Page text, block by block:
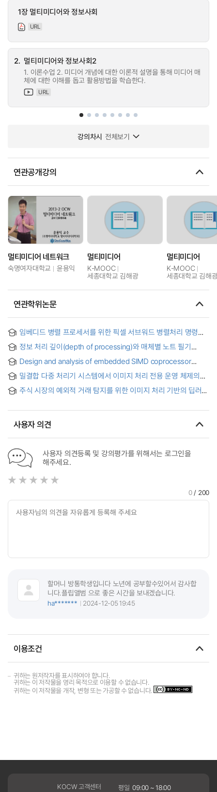
1장 멀티미디어와 정보사회
URL
2. 멀티미디어와 정보사회2
1. 이론수업 2. 미디어 개념에 대한 이론적 설명을 통해 미디어 매
체에 대한 이해를 돕고 활용방법을 학습한다.
URL
강의차시 전체보기
연관공개강의
멀티미디어 네트워크
숙명여자대학교 윤용익
멀티미디어
K-MOOC
세종대학교 김해광
멀티미디어
K-MOOC
세종대학교 김해
연관학위논문
임베디드 병렬 프로세서를 위한 픽셀 서브워드 병렬처리 명령어
Instructions for Embedded Parallel Processors
정보 처리 깊이(depth of processing)와 매체별 노트 필기
Methods in Different Media Depending on Imagery and
Verbal Material
Design and analysis of embedded SIMD coprocessor
영상처리를 위한 내장형 SIMD 코프로세서 구조 설계 및 분석
밀결합 다중 처리기 시스템에서 이미지 처리 전용 운영 체제의
주식 시장의 예외적 거래 탐지를 위한 이미지 처리 기반의 딥러닝
사용자 의견
사용자 의견등록 및 강의평가를 위해서는 로그인을
해주세요.
0/ 200
할머니 방통학생입니다 노년에 공부할수있어서 감사합
니다.플립앨범 으로 좋은 시간을 보내겠습니다.
ha*******
2024-12-05 19:45
이용조건
귀하는 원저작자를 표시하여야 합니다.
귀하는 이 저작물을 영리 목적으로 이용할 수 없습니다.
귀하는 이 저작물을 개작, 변형 또는 가공할 수 없습니다.
KOCW 고객센터 평일 09:00 ~ 18:00